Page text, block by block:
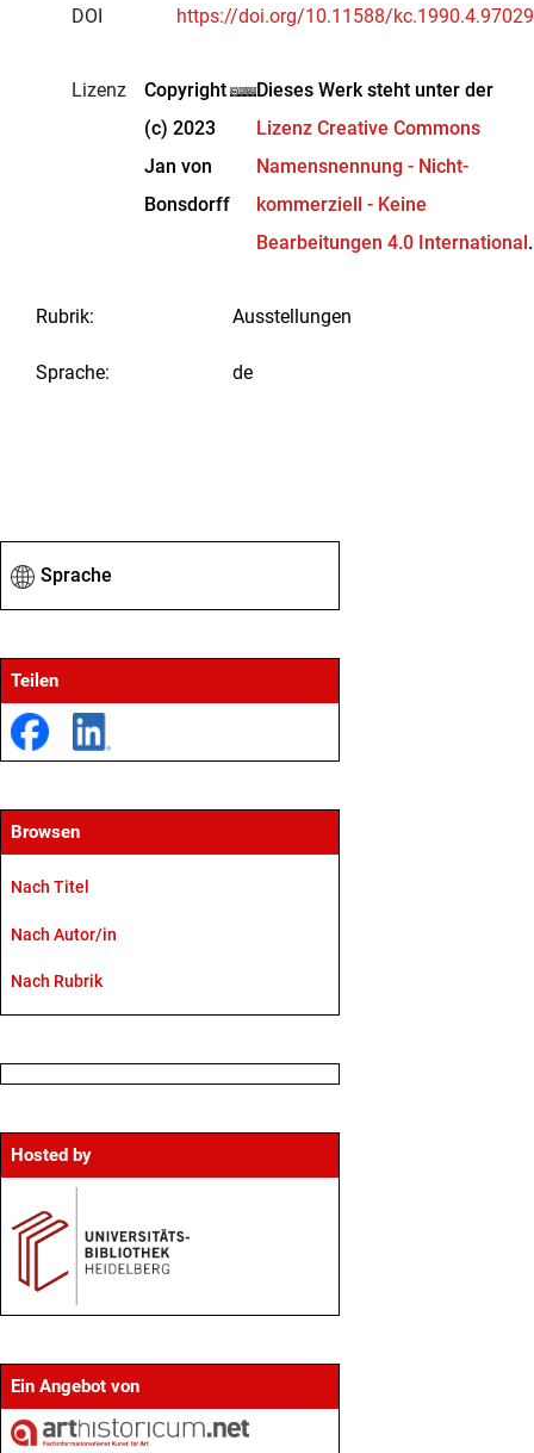
DOI https://doi.org/10.11588/kc.1990.4.97029
Lizenz
Copyright
(c) 2023
Jan von
Bonsdorff
Dieses Werk steht unter der
Lizenz Creative Commons
Namensnennung - Nicht-
kommerziell - Keine
Bearbeitungen 4.0 International.
Rubrik: Ausstellungen
Sprache: de
Sprache
Teilen
Browsen
Nach Titel
Nach Autor/in
Nach Rubrik
Hosted by
Ein Angebot von